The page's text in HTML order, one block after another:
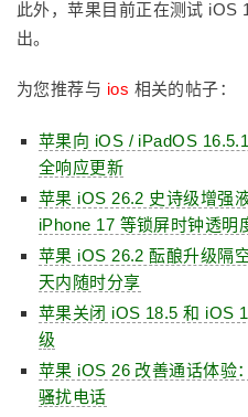
此外，苹果目前正在测试 iOS
出。
为您推荐与 ios 相关的帖子：
苹果向 iOS / iPadOS
全响应更新
苹果 iOS 26.2 史诗级增强
iPhone 17 等锁屏时钟透明
苹果 iOS 26.2 酝酿升级隔
天内随时分享
苹果关闭 iOS 18.5 和 iOS
级
苹果 iOS 26 改善通话体验
骚扰电话